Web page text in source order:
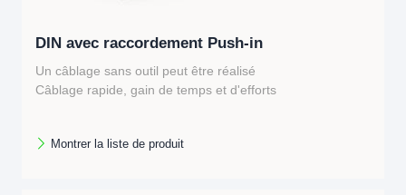
DIN avec raccordement Push-in
Un câblage sans outil peut être réalisé
Câblage rapide, gain de temps et d'efforts
Montrer la liste de produit